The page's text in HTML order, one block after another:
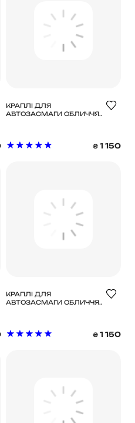
КРАПЛІ ДЛЯ
АВТОЗАСМАГИ ОБЛИЧЧЯ
₴ 1 150
КРАПЛІ ДЛЯ
АВТОЗАСМАГИ ОБЛИЧЧЯ
₴ 1 150